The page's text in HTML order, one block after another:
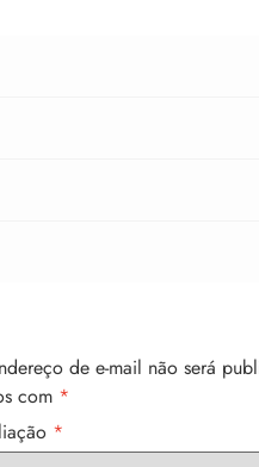
de e-mail não será
com *
*